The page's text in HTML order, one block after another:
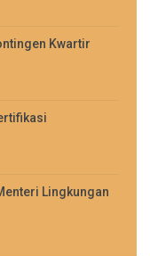
Kwartir
Lingkungan